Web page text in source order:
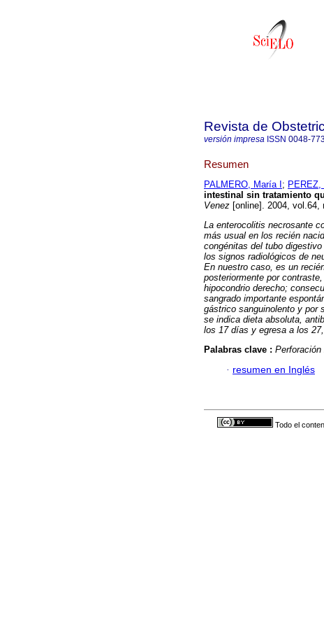
Revista de
versión impresa ISSN 0048-
Resumen
PALMERO, María I ;
intestinal sin tratamiento
Venez [online]. 2004, vol.64,
La enterocolitis necrosante
más usual en los recién
congénitas del tubo
los signos radiológicos de
En nuestro caso, es un
posteriormente por contraste,
hipocondrio derecho;
sangrado importante
gástrico sanguinolento y por
se indica dieta absoluta,
los 17 días y egresa a los
Palabras clave :
· resumen en Inglés
Todo el